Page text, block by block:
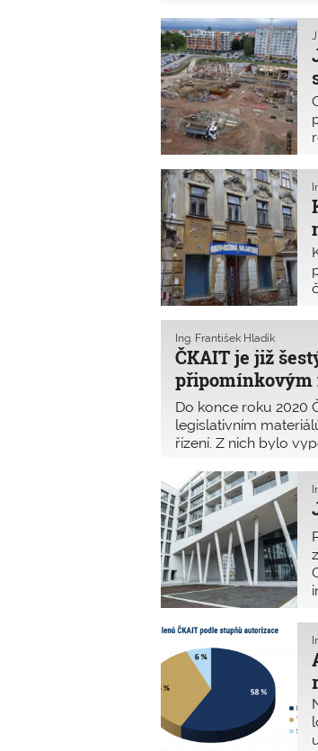
přístupu MMR se
obory a odvětví
ČKAIT je již
připomínkovým
Ing. František Hladík
Do konce roku 2020
legislativním
řízení. Z nich bylo
vysvětlených (24 %)
%).